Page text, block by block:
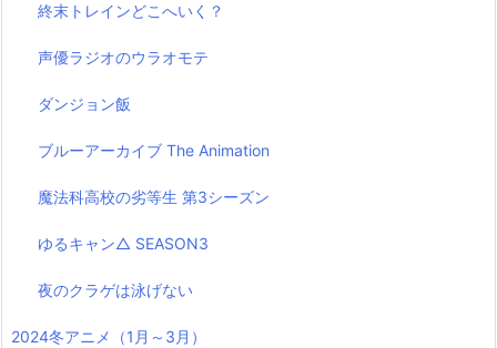
終末トレインどこへいく？
声優ラジオのウラオモテ
ダンジョン飯
ブルーアーカイブ The Animation
魔法科高校の劣等生 第3シーズン
ゆるキャン△ SEASON3
夜のクラゲは泳げない
2024冬アニメ（1月～3月）